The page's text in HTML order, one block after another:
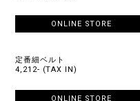
ONLINE STORE
定番細ベルト
4,212- (TAX IN)
ONLINE STORE